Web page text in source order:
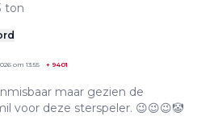
ton
om 13:55 + 9401
maar gezien de
voor deze sterspeler. 😉😉😉🤡